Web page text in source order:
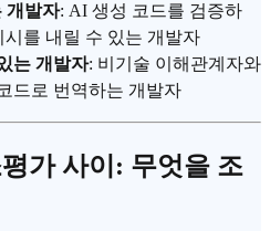
개발자: AI 생성 코드를 검증하
를 내릴 수 있는 개발자
는 개발자: 비기술 이해관계자와
드로 번역하는 개발자
가 사이: 무엇을 조